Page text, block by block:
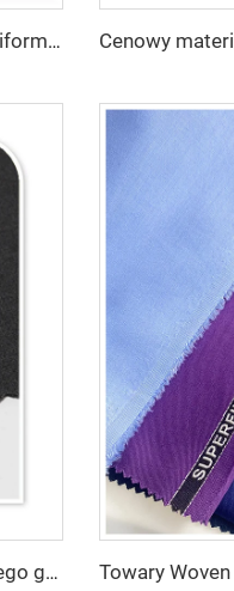
Personalizowane garnitury - tkanina na uniformy, kurtki wiatrowe, spodnie, tkanina na garnitury, poliestrowa tkanina gabardynowa dla męskich garniturów
Bezpośredni producent 100% poliestrowego grubej gabardyny, materiału wodoodpornego na indywidualne zamówienie do odzieży roboczej